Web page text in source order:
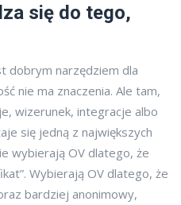
się do tego,
dobrym narzędziem dla
nie ma znaczenia. Ale tam,
wizerunek, integracje albo
się jedną z największych
wybierają OV dlatego, że
Wybierają OV dlatego, że
bardziej anonimowy,